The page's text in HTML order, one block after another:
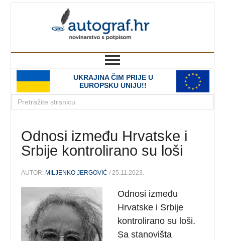
UKRAJINA ČIM PRIJE U
EUROPSKU UNIJU!!
Odnosi između Hrvatske i
Srbije kontrolirano su loši
AUTOR: MILJENKO JERGOVIĆ / 25.11.2023.
Odnosi između
Hrvatske i Srbije
kontrolirano su loši.
Sa stanovišta